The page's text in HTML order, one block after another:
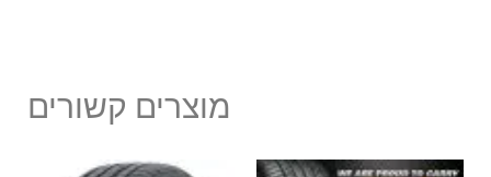
מוצרים קשורים